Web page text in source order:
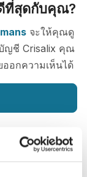
ที่สุดกับคุณ?
จะให้คุณดู
ญชี Crisalix คุณ
อกความเห็นได้